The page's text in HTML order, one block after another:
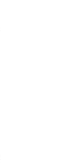
nr. 42, pagina 12